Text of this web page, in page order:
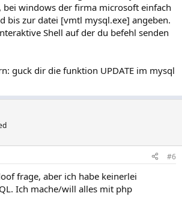
windows der firma microsoft einfach
bis zur datei [vmtl mysql.exe] angeben.
Shell auf der du befehl senden
guck dir die funktion UPDATE im mysql
#6
frage, aber ich habe keinerlei
Ich mache/will alles mit php